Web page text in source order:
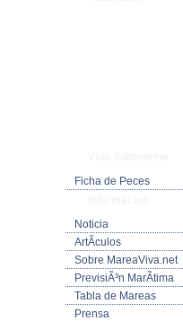
Ficha de Peces
Noticia
ArtÃ­culos
Sobre MareaViva.net
PrevisiÃ³n MarÃ­tima
Tabla de Mareas
Prensa